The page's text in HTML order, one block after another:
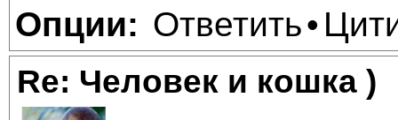
Опции: Ответить•
Re: Человек и кошка )